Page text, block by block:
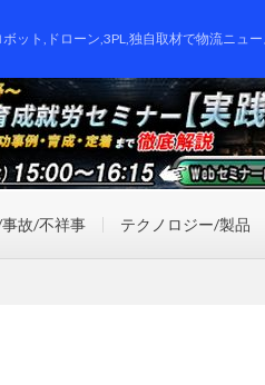
ット,ドローン,3PL,独自取材で物流ニュ
故/不祥事 テクノロジー/製品